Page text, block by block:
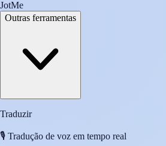
JotMe
Outras ferramentas
Traduzir
🎙️ Tradução de voz em tempo real